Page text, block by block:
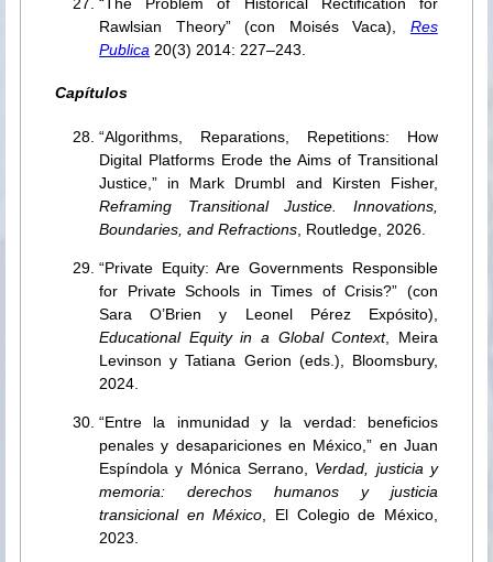
Rawlsian Theory” (con Moisés Vaca), Res
Publica 20(3) 2014: 227–243.
Capítulos
“Algorithms, Reparations, Repetitions: How
Digital Platforms Erode the Aims of Transitional
Justice,” in Mark Drumbl and Kirsten Fisher,
Reframing Transitional Justice. Innovations,
Boundaries, and Refractions , Routledge, 2026.
“Private Equity: Are Governments Responsible
for Private Schools in Times of Crisis?” (con
Sara O’Brien y Leonel Pérez Expósito),
Educational Equity in a Global Context, Meira
Levinson y Tatiana Gerion (eds.), Bloomsbury,
2024.
“Entre la inmunidad y la verdad: beneficios
penales y desapariciones en México,” en Juan
Espíndola y Mónica Serrano, Verdad, justicia y
memoria: derechos humanos y justicia
transicional en México , El Colegio de México,
2023.